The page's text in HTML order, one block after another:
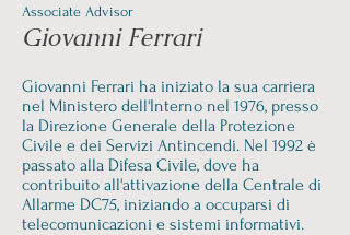
Associate Advisor
Giovanni Ferrari
Giovanni Ferrari ha iniziato la sua carriera
nel Ministero dell'Interno nel 1976, presso
la Direzione Generale della Protezione
Civile e dei Servizi Antincendi. Nel 1992 è
passato alla Difesa Civile, dove ha
contribuito all'attivazione della Centrale di
Allarme DC75, iniziando a occuparsi di
telecomunicazioni e sistemi informativi.